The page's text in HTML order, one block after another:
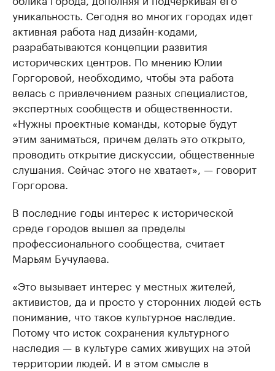
уникальность. Сегодня во многих городах идет
активная работа над дизайн-кодами,
разрабатываются концепции развития
исторических центров. По мнению Юлии
Горгоровой, необходимо, чтобы эта работа
велась с привлечением разных специалистов,
экспертных сообществ и общественности.
«Нужны проектные команды, которые будут
этим заниматься, причем делать это открыто,
проводить открытие дискуссии, общественные
слушания. Сейчас этого не хватает», — говорит
Горгорова.
В последние годы интерес к исторической
среде городов вышел за пределы
профессионального сообщества, считает
Марьям Бучулаева.
«Это вызывает интерес у местных жителей,
активистов, да и просто у сторонних людей есть
понимание, что такое культурное наследие.
Потому что исток сохранения культурного
наследия — в культуре самих живущих на этой
территории людей. И в этом смысле в